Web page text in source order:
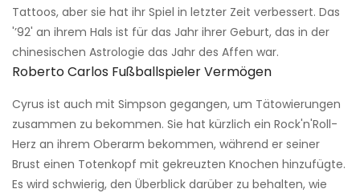
Tattoos, aber sie hat ihr Spiel in letzter Zeit verbessert. Das
'’92' an ihrem Hals ist für das Jahr ihrer Geburt, das in der
chinesischen Astrologie das Jahr des Affen war.
Roberto Carlos Fußballspieler Vermögen
Cyrus ist auch mit Simpson gegangen, um Tätowierungen
zusammen zu bekommen. Sie hat kürzlich ein Rock'n'Roll-
Herz an ihrem Oberarm bekommen, während er seiner
Brust einen Totenkopf mit gekreuzten Knochen hinzufügte.
Es wird schwierig, den Überblick darüber zu behalten, wie